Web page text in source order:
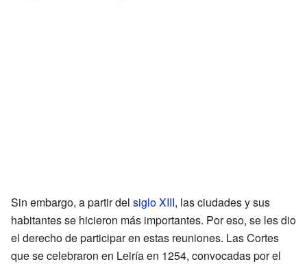
Sin embargo, a partir del siglo XIII, las ciudades y sus
habitantes se hicieron más importantes. Por eso, se les dio
el derecho de participar en estas reuniones. Las Cortes
que se celebraron en Leiría en 1254, convocadas por el